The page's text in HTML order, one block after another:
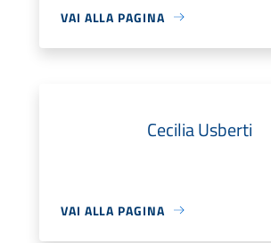
VAI ALLA PAGINA
Cecilia Usberti
VAI ALLA PAGINA